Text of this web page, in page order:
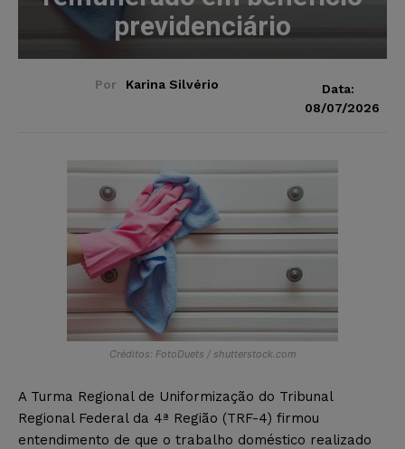
previdenciário
Por Karina Silvério
Data:
08/07/2026
Créditos: FotoDuets / shutterstock.com
A Turma Regional de Uniformização do Tribunal
Regional Federal da 4ª Região (TRF-4) firmou
entendimento de que o trabalho doméstico realizado